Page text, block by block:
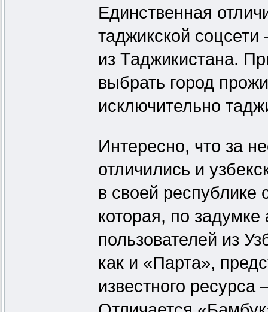
Единственная
таджикской соцсети
из Таджикистана.
выбрать город
исключительно
Интересно, что за
отличились и
в своей республике
которая, по
пользователей из
как и «Парта»,
известного ресурса